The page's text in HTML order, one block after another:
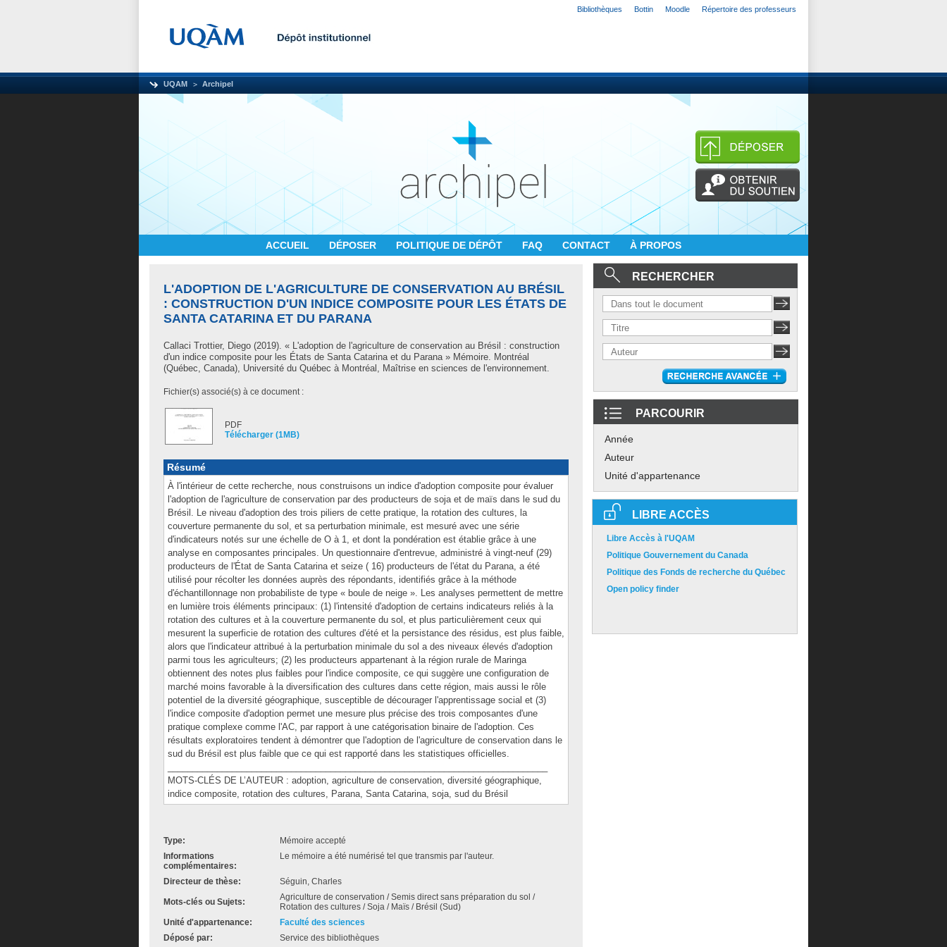
Bibliothèques Bottin Moodle Répertoire des professeurs
UQAM Archipel
ACCUEIL DÉPOSER POLITIQUE DE DÉPÔT FAQ CONTACT À PROPOS
L'ADOPTION DE L'AGRICULTURE DE CONSERVATION AU BRÉSIL
: CONSTRUCTION D'UN INDICE COMPOSITE POUR LES ÉTATS DE
SANTA CATARINA ET DU PARANA
Callaci Trottier, Diego (2019). « L'adoption de l'agriculture de conservation au Brésil : construction
d'un indice composite pour les États de Santa Catarina et du Parana » Mémoire. Montréal
(Québec, Canada), Université du Québec à Montréal, Maîtrise en sciences de l'environnement.
Fichier(s) associé(s) à ce document :
PDF
Télécharger (1MB)
Résumé
À l'intérieur de cette recherche, nous construisons un indice d'adoption composite pour évaluer
l'adoption de l'agriculture de conservation par des producteurs de soja et de maïs dans le sud du
Brésil. Le niveau d'adoption des trois piliers de cette pratique, la rotation des cultures, la
couverture permanente du sol, et sa perturbation minimale, est mesuré avec une série
d'indicateurs notés sur une échelle de O à 1, et dont la pondération est établie grâce à une
analyse en composantes principales. Un questionnaire d'entrevue, administré à vingt-neuf (29)
producteurs de l'État de Santa Catarina et seize ( 16) producteurs de l'état du Parana, a été
utilisé pour récolter les données auprès des répondants, identifiés grâce à la méthode
d'échantillonnage non probabiliste de type « boule de neige ». Les analyses permettent de mettre
en lumière trois éléments principaux: (1) l'intensité d'adoption de certains indicateurs reliés à la
rotation des cultures et à la couverture permanente du sol, et plus particulièrement ceux qui
mesurent la superficie de rotation des cultures d'été et la persistance des résidus, est plus faible,
alors que l'indicateur attribué à la perturbation minimale du sol a des niveaux élevés d'adoption
parmi tous les agriculteurs; (2) les producteurs appartenant à la région rurale de Maringa
obtiennent des notes plus faibles pour l'indice composite, ce qui suggère une configuration de
marché moins favorable à la diversification des cultures dans cette région, mais aussi le rôle
potentiel de la diversité géographique, susceptible de décourager l'apprentissage social et (3)
l'indice composite d'adoption permet une mesure plus précise des trois composantes d'une
pratique complexe comme l'AC, par rapport à une catégorisation binaire de l'adoption. Ces
résultats exploratoires tendent à démontrer que l'adoption de l'agriculture de conservation dans le
sud du Brésil est plus faible que ce qui est rapporté dans les statistiques officielles.
MOTS-CLÉS DE L’AUTEUR : adoption, agriculture de conservation, diversité géographique,
indice composite, rotation des cultures, Parana, Santa Catarina, soja, sud du Brésil
Type:
Mémoire accepté
Informations
complémentaires:
Le mémoire a été numérisé tel que transmis par l'auteur.
Directeur de thèse: Séguin, Charles
Mots-clés ou Sujets:
Agriculture de conservation / Semis direct sans préparation du sol /
Rotation des cultures / Soja / Maïs / Brésil (Sud)
Unité d'appartenance:
Faculté des sciences
Déposé par:
Service des bibliothèques
RECHERCHER
PARCOURIR
Année
Auteur
Unité d'appartenance
LIBRE ACCÈS
Libre Accès à l'UQAM
Politique Gouvernement du Canada
Politique des Fonds de recherche du Québec
Open policy finder